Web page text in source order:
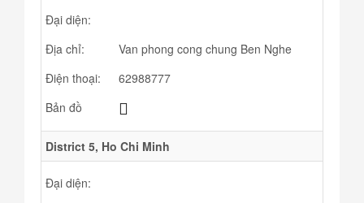
Đại diện:
Địa chỉ:
Van phong cong chung Ben Nghe
Điện thoại:
62988777
Bản đồ
District 5, Ho Chi Minh
Đại diện: